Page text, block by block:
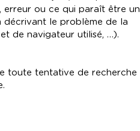
erreur ou ce qui paraît être un
décrivant le problème de la
de navigateur utilisé, …).
toute tentative de recherche